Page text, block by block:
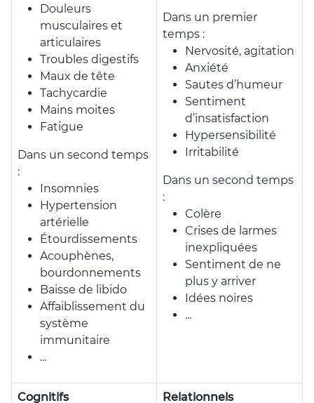
Douleurs
musculaires et
articulaires
Troubles digestifs
Maux de tête
Tachycardie
Mains moites
Fatigue
Dans un second temps
:
Insomnies
Hypertension
artérielle
Étourdissements
Acouphènes,
bourdonnements
Baisse de libido
Affaiblissement du
système
immunitaire
...
Dans un premier
temps :
Nervosité, agitation
Anxiété
Sautes d’humeur
Sentiment
d’insatisfaction
Hypersensibilité
Irritabilité
Dans un second temps
:
Colère
Crises de larmes
inexpliquées
Sentiment de ne
plus y arriver
Idées noires
...
Cognitifs Relationnels